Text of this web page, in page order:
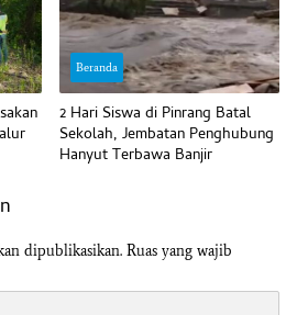
Beranda
2 Hari Siswa di Pinrang Batal
Sekolah, Jembatan Penghubung
Hanyut Terbawa Banjir
dipublikasikan. Ruas yang wajib